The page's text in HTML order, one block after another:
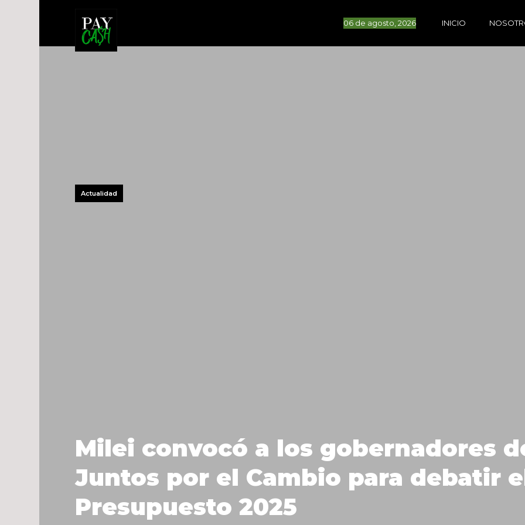
06 de agosto, 2026 INICIO
Actualidad
Milei convocó a los gobernadores
Juntos por el Cambio para debatir
Presupuesto 2025